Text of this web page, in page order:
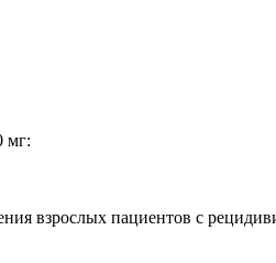
мг:
взрослых пациентов с